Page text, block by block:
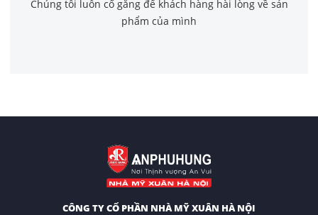
Chúng tôi luôn cố gắng để khách hàng hài lòng về sản
phẩm của mình
CÔNG TY CỔ PHẦN NHÀ MỸ XUÂN HÀ NỘI